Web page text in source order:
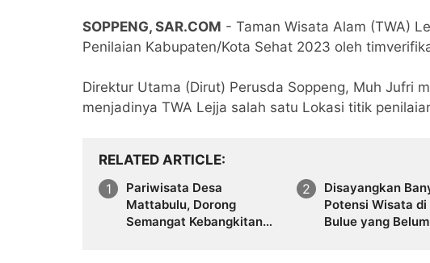
SOPPENG, SAR.COM - Taman Wisata Alam (TWA)
Penilaian Kabupaten/Kota Sehat 2023 oleh
Direktur Utama (Dirut) Perusda Soppeng, Muh Jufri
menjadinya TWA Lejja salah satu Lokasi titik
RELATED ARTICLE
Pariwisata Desa
Mattabulu, Dorong
Semangat Kebangkitan
Disayangkan
Potensi Wisata di
Bulue yang Belum